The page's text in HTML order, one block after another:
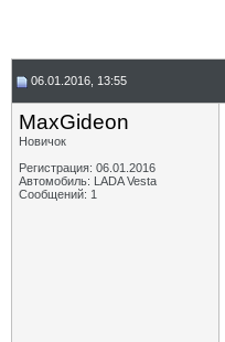
06.01.2016, 13:55
MaxGideon
Новичок
Регистрация: 06.01.2016
Автомобиль: LADA Vesta
Сообщений: 1